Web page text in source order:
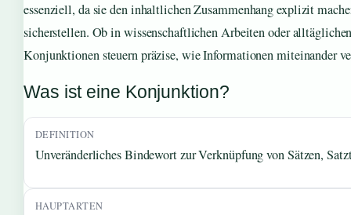
essenziell, da sie den inhaltlichen Zusammenhang explizit
sicherstellen. Ob in wissenschaftlichen Arbeiten oder
Konjunktionen steuern präzise, wie Informationen miteinander
Was ist eine Konjunktion?
DEFINITION
Unveränderliches Bindewort zur Verknüpfung von Sätzen,
HAUPTARTEN